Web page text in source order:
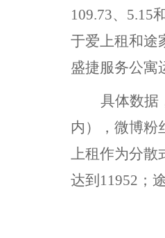
109.73、5.15
于爱上租和途
盛捷服务公寓
具体数据
内），微博粉
上租作为分散
达到11952；